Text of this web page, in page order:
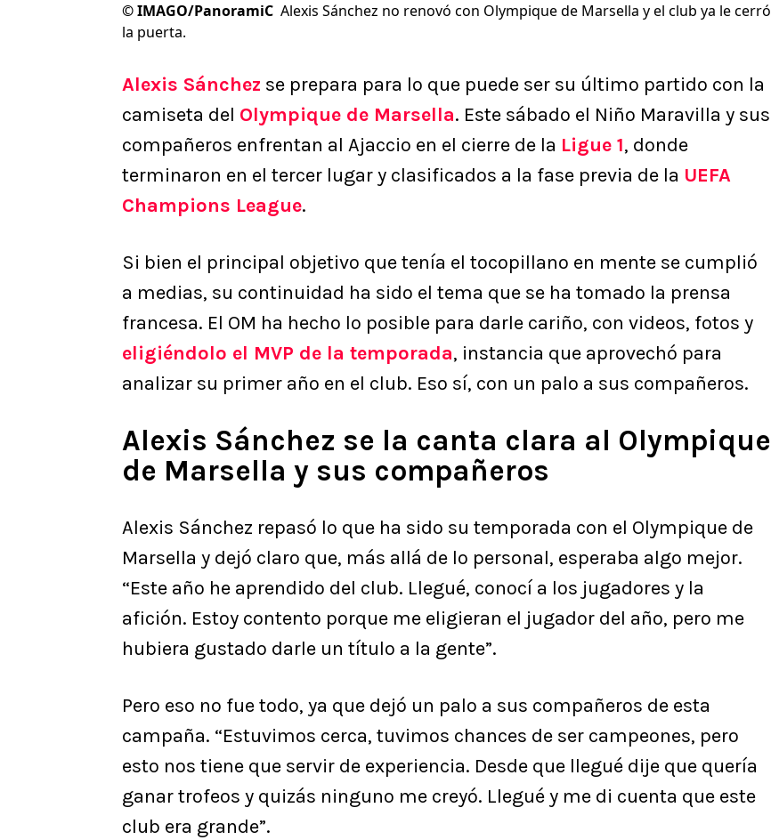
©IMAGO/PanoramiC Alexis Sánchez no renovó con Olympique de Marsella y el club ya le cerró
la puerta.
Alexis Sánchez se prepara para lo que puede ser su último partido con la
camiseta del Olympique de Marsella. Este sábado el Niño Maravilla y sus
compañeros enfrentan al Ajaccio en el cierre de la Ligue 1, donde
terminaron en el tercer lugar y clasificados a la fase previa de la UEFA
Champions League.
Si bien el principal objetivo que tenía el tocopillano en mente se cumplió
a medias, su continuidad ha sido el tema que se ha tomado la prensa
francesa. El OM ha hecho lo posible para darle cariño, con videos, fotos y
eligiéndolo el MVP de la temporada, instancia que aprovechó para
analizar su primer año en el club. Eso sí, con un palo a sus compañeros.
Alexis Sánchez se la canta clara al Olympique
de Marsella y sus compañeros
Alexis Sánchez repasó lo que ha sido su temporada con el Olympique de
Marsella y dejó claro que, más allá de lo personal, esperaba algo mejor.
“Este año he aprendido del club. Llegué, conocí a los jugadores y la
afición. Estoy contento porque me eligieran el jugador del año, pero me
hubiera gustado darle un título a la gente”.
Pero eso no fue todo, ya que dejó un palo a sus compañeros de esta
campaña. “Estuvimos cerca, tuvimos chances de ser campeones, pero
esto nos tiene que servir de experiencia. Desde que llegué dije que quería
ganar trofeos y quizás ninguno me creyó. Llegué y me di cuenta que este
club era grande”.